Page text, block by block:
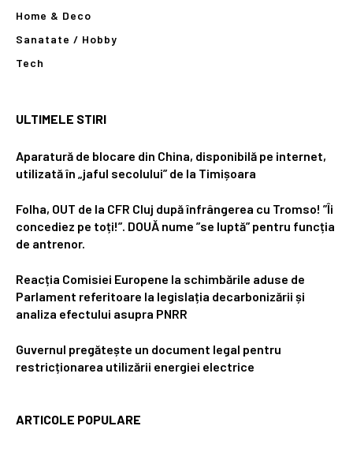
Home & Deco
Sanatate / Hobby
Tech
ULTIMELE STIRI
Aparatură de blocare din China, disponibilă pe internet,
utilizată în „jaful secolului” de la Timișoara
Folha, OUT de la CFR Cluj după înfrângerea cu Tromso! ”Îi
concediez pe toți!”. DOUĂ nume ”se luptă” pentru funcția
de antrenor.
Reacția Comisiei Europene la schimbările aduse de
Parlament referitoare la legislația decarbonizării și
analiza efectului asupra PNRR
Guvernul pregătește un document legal pentru
restricționarea utilizării energiei electrice
ARTICOLE POPULARE